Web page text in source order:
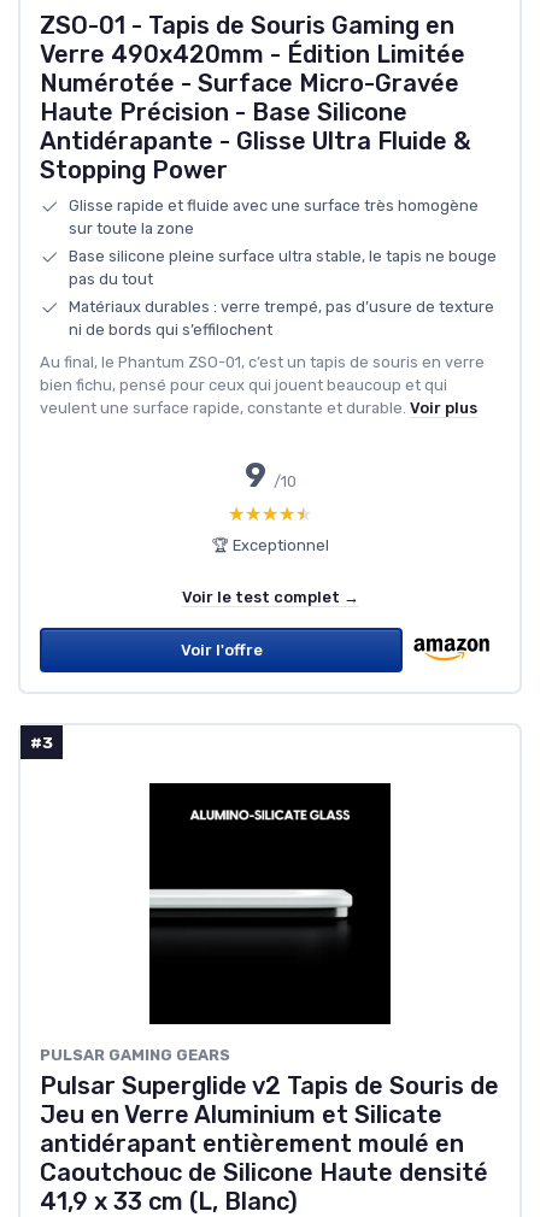
ZSO-01 - Tapis de Souris Gaming en
Verre 490x420mm - Édition Limitée
Numérotée - Surface Micro-Gravée
Haute Précision - Base Silicone
Antidérapante - Glisse Ultra Fluide &
Stopping Power
Glisse rapide et fluide avec une surface très homogène
sur toute la zone
Base silicone pleine surface ultra stable, le tapis ne bouge
pas du tout
Matériaux durables : verre trempé, pas d’usure de texture
ni de bords qui s’effilochent
Au final, le Phantum ZSO-01, c’est un tapis de souris en verre
bien fichu, pensé pour ceux qui jouent beaucoup et qui
veulent une surface rapide, constante et durable. Voir plus
9 /10
★★★★★
★★★★★
🏆 Exceptionnel
Voir le test complet →
Voir l'offre
#3
PULSAR GAMING GEARS
Pulsar Superglide v2 Tapis de Souris de
Jeu en Verre Aluminium et Silicate
antidérapant entièrement moulé en
Caoutchouc de Silicone Haute densité
41,9 x 33 cm (L, Blanc)